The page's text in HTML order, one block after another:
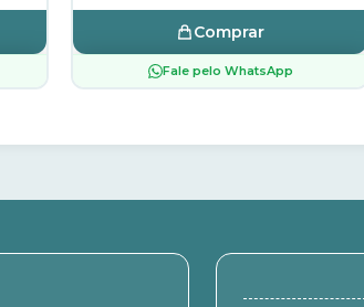
Comprar
Fale pelo WhatsApp